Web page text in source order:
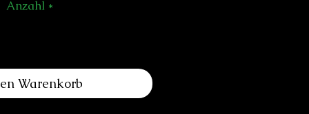
Anzahl *
Warenkorb